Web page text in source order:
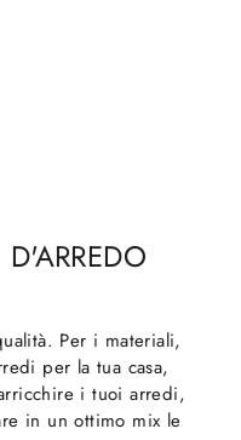
Per i materiali,
per la tua casa,
i tuoi arredi,
in un ottimo mix le